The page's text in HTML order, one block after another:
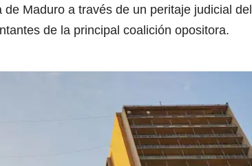
Maduro a través de un peritaje judicial
de la principal coalición opositora.